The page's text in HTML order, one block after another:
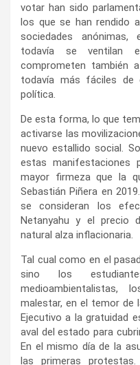
votar han sido
los que se han rendido
sociedades
todavía se ventilan
comprometen también
todavía más fáciles de
política.
De esta forma, lo que
activarse las
nuevo estallido social.
estas manifestaciones
mayor firmeza que la
Sebastián Piñera en
se consideran los
Netanyahu y el precio
natural alza inflacionaria.
Tal cual como en el
sino los
malestar, en el temor de
Ejecutivo a la gratuidad
aval del estado para
En el mismo día de la
las primeras